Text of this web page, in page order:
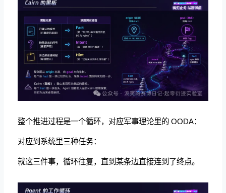
整个推进过程是一个循环，对应军事理论里的 OODA：
对应到系统里三种任务：
就这三件事，循环往复，直到某条边直接连到了终点。